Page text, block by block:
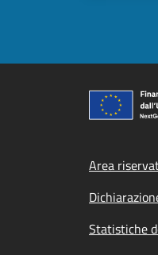
Area
Statistiche